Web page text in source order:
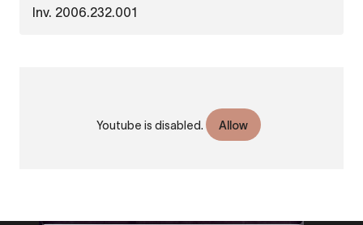
Inv. 2006.232.001
Des femmes en mouvement. Images et
réalités des migrations féminines
Youtube is disabled. Allow